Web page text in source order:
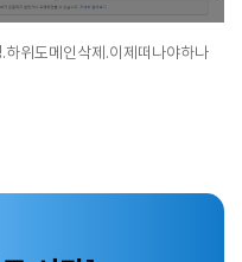
위도메인삭제.이제떠나야하나